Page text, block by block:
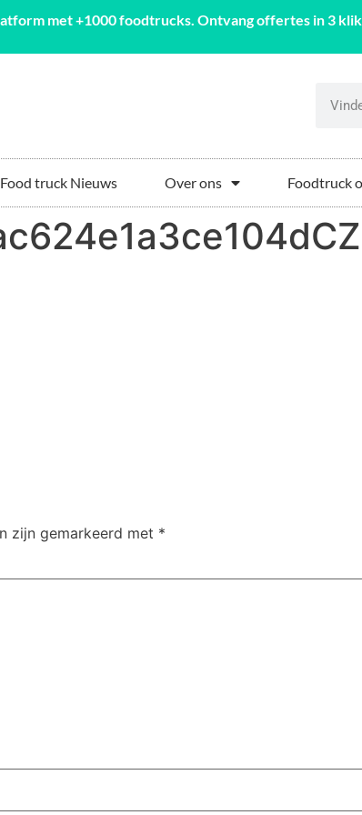
met +1000 foodtrucks. Ontvang offertes in 3
Food truck Nieuws Over ons Foodtruck
zijn gemarkeerd met *